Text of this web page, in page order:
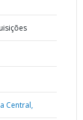
Central,